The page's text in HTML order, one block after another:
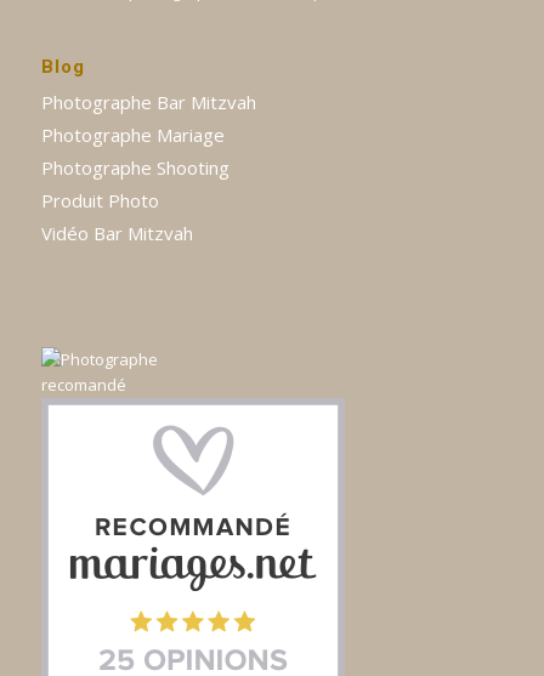
Blog
Photographe Bar Mitzvah
Photographe Mariage
Photographe Shooting
Produit Photo
Vidéo Bar Mitzvah